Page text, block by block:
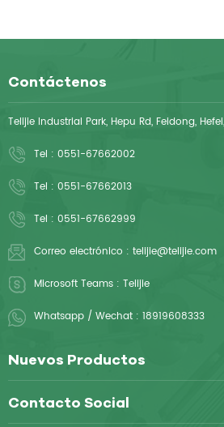
Contáctenos
Telijie Industrial Park, Hepu Rd, Feidong,
Tel : 0551-67662002
Tel : 0551-67662013
Tel : 0551-67662999
Correo electrónico : telijie@telijie.com
Microsoft Teams : Telijie
Whatsapp / Wechat : 18919608333
Nuevos Productos
Contacto Social